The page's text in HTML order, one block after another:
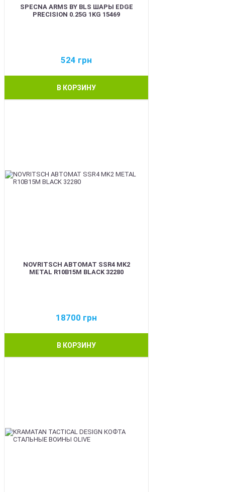
SPECNA ARMS BY BLS ШАРЫ EDGE
PRECISION 0.25G 1KG 15469
524 грн
В КОРЗИНУ
NOVRITSCH АВТОМАТ SSR4 MK2
METAL R10B15M BLACK 32280
18700 грн
В КОРЗИНУ